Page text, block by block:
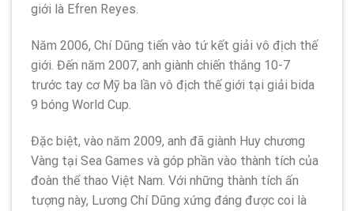
giới là Efren Reyes.
Năm 2006, Chí Dũng tiến vào tứ kết giải vô địch thế
giới. Đến năm 2007, anh giành chiến thắng 10-7
trước tay cơ Mỹ ba lần vô địch thế giới tại giải bida
9 bóng World Cup.
Đặc biệt, vào năm 2009, anh đã giành Huy chương
Vàng tại Sea Games và góp phần vào thành tích của
đoàn thể thao Việt Nam. Với những thành tích ấn
tượng này, Lương Chí Dũng xứng đáng được coi là